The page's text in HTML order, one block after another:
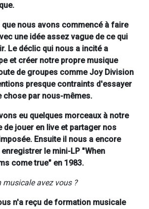
nous avons commencé à faire
une idée assez vague de ce qui
Le déclic qui nous a incité a
et créer notre propre musique
de groupes comme Joy Division
presque contraints d'essayer
chose par nous-mêmes.
eu quelques morceaux à notre
de jouer en live et partager nos
Ensuite il nous a encore
le mini-LP "When
come true" en 1983.
musicale avez vous ?
n'a reçu de formation musicale